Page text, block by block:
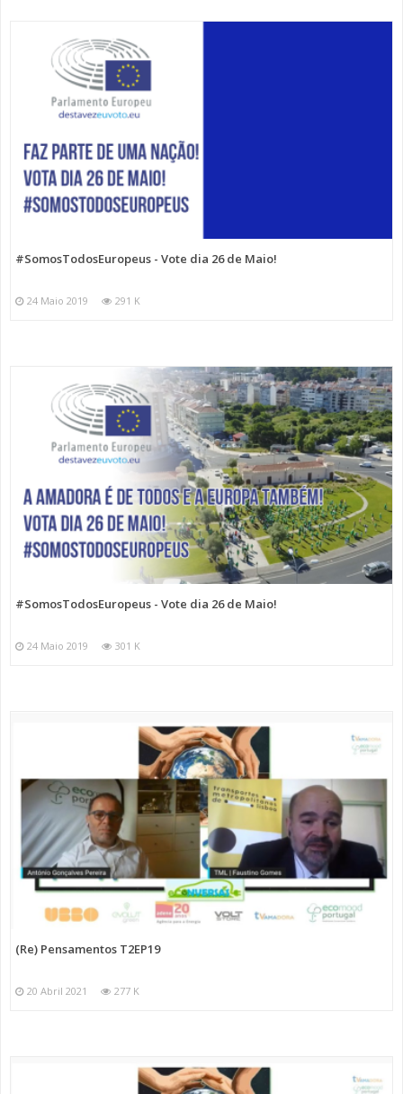
#SomosTodosEuropeus - Vote dia 26 de Maio!
24 Maio 2019 291 K
#SomosTodosEuropeus - Vote dia 26 de Maio!
24 Maio 2019 301 K
(Re) Pensamentos T2EP19
20 Abril 2021 277 K